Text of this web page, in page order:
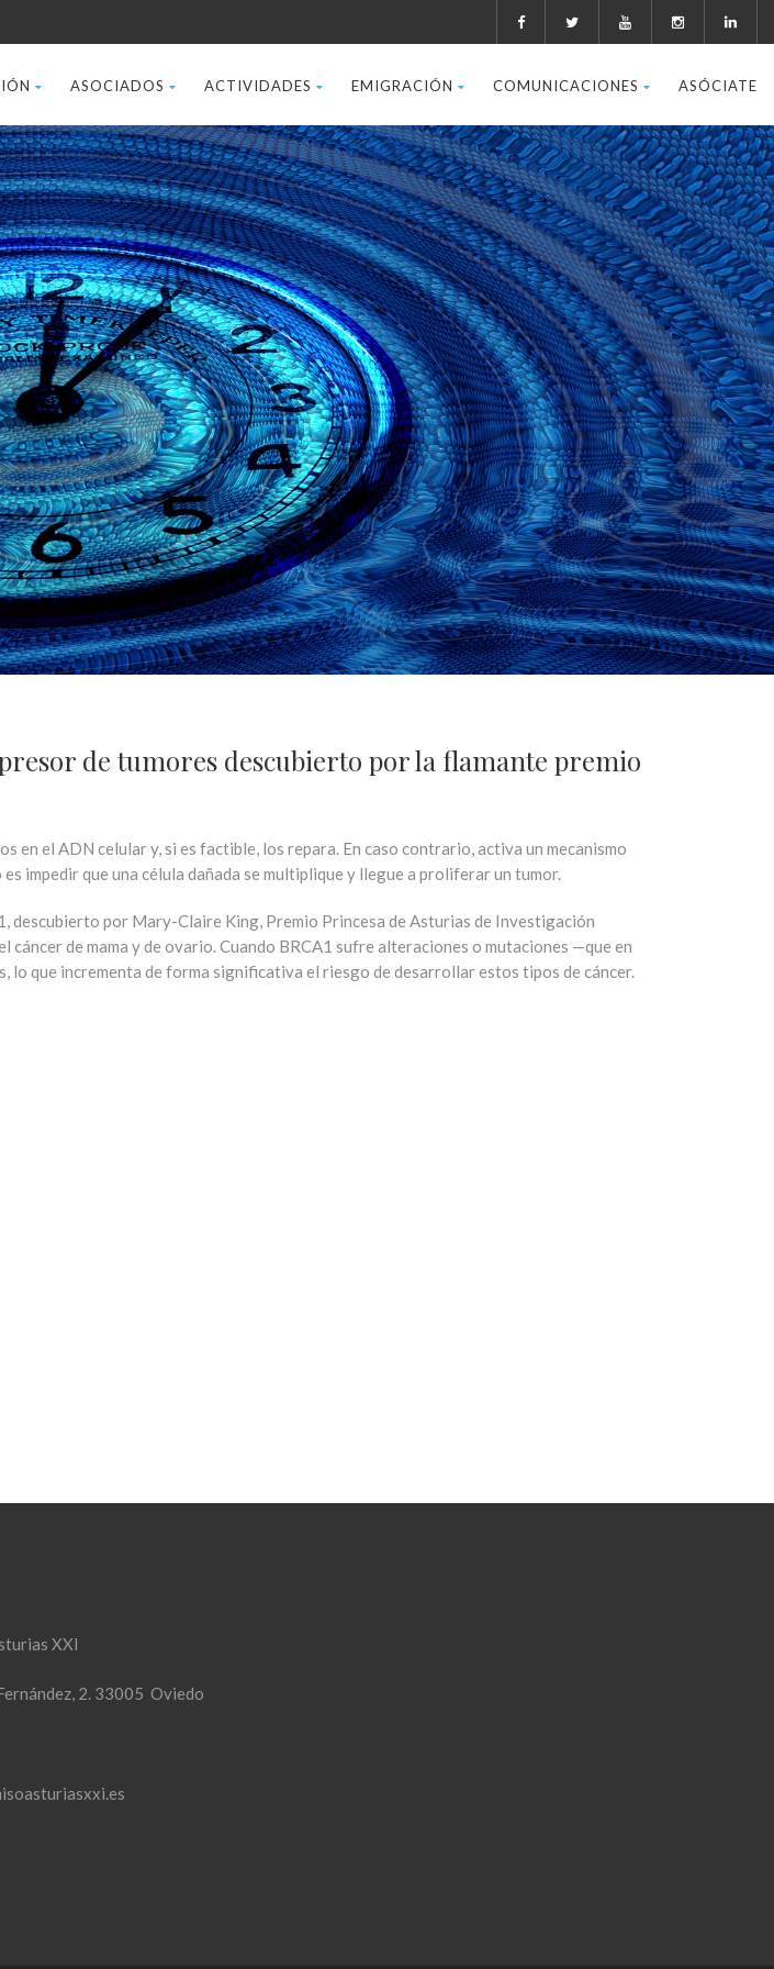
ASOCIADOS ACTIVIDADES EMIGRACIÓN COMUNICACIONES ASÓCIATE
de tumores descubierto por la flamante premio
el ADN celular y, si es factible, los repara. En caso contrario, activa un mecanismo
impedir que una célula dañada se multiplique y llegue a proliferar un tumor.
descubierto por Mary-Claire King, Premio Princesa de Asturias de Investigación
de mama y de ovario. Cuando BRCA1 sufre alteraciones o mutaciones —que en
lo que incrementa de forma significativa el riesgo de desarrollar estos tipos de cáncer.
XXI
2. 33005 Oviedo